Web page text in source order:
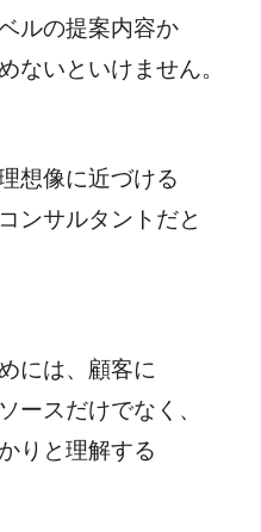
ルの提案内容か
ないといけません。
想像に近づける
ンサルタントだと
には、顧客に
ースだけでなく、
りと理解する